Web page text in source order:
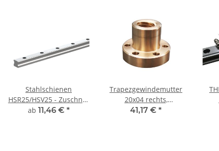
Stahlschienen
HSR25/HSV25 - Zuschnitt
frei wählbar
ab 11,46 € *
Trapezgewindemutter
20x04 rechts,
einbaufertige
41,17 € *